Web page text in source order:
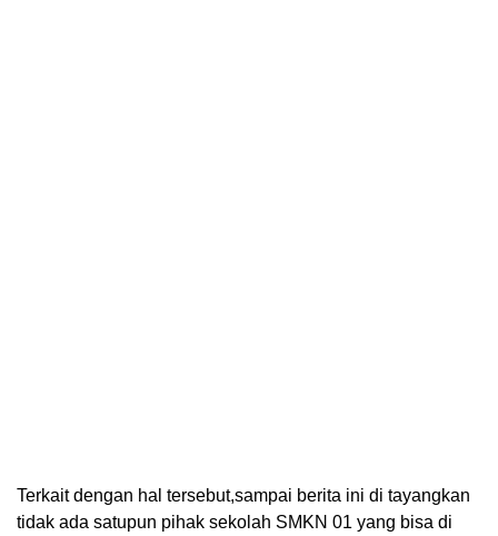
Terkait dengan hal tersebut,sampai berita ini di tayangkan
tidak ada satupun pihak sekolah SMKN 01 yang bisa di